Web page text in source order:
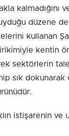
kalmadığını
düzene de
kullanan
kentin
sektörlerin
sık dokunarak
istişarenin ve